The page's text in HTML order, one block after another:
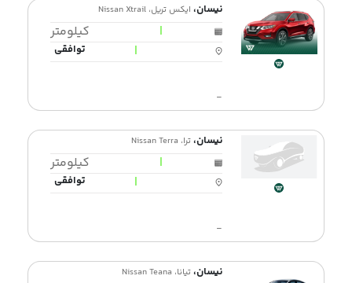
نیسان، ایکس تریل، Nissan Xtrail
|
کیلومتر
|
توافقی
-
نیسان،ترا، Nissan Terra
|
کیلومتر
|
توافقی
-
نیسان،تیانا، Nissan Teana